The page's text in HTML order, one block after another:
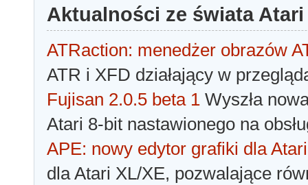
Aktualności ze świata Atari
ATRaction: menedżer obrazów
ATR i XFD działający w
Fujisan 2.0.5 beta 1 Wyszła
Atari 8-bit nastawionego na
APE: nowy edytor grafiki dla Atari
dla Atari XL/XE, pozwalające